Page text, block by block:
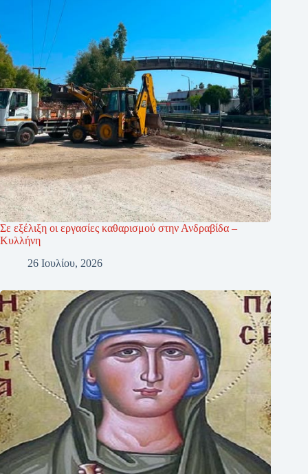
Σε εξέλιξη οι εργασίες καθαρισμού στην Ανδραβίδα –
Κυλλήνη
26 Ιουλίου, 2026